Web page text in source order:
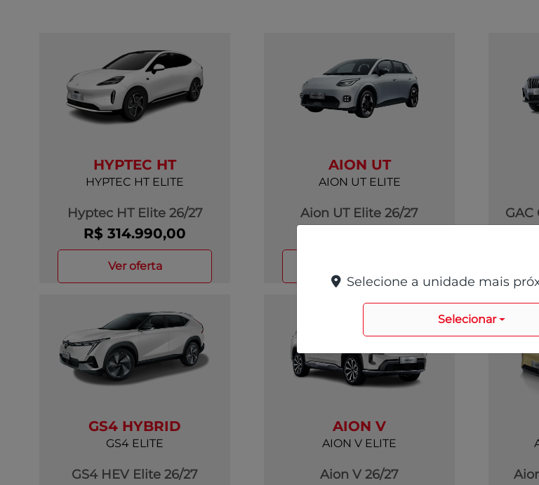
HYPTEC HT
HYPTEC HT ELITE
Hyptec HT Elite 26/27
R$ 314.990,00
ver oferta
AION UT
AION UT ELITE
Aion UT Elite 26/27 GAC
GS4 HYBRID
GS4 ELITE
GS4 HEV Elite 26/27
AION V
AION V ELITE
Aion V 26/27
Selecione a unidade mais
Selecionar